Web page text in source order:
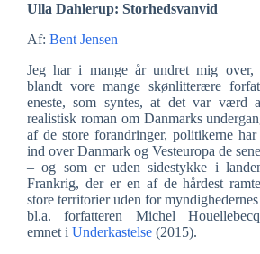
Ulla Dahlerup: Storhedsvanvid
Af: Bent Jensen
Jeg har i mange år undret mig
blandt vore mange skønlitterære
eneste, som syntes, at det var værd
realistisk roman om Danmarks
af de store forandringer, politikerne
ind over Danmark og Vesteuropa de
– og som er uden sidestykke i
Frankrig, der er en af de hårdest
store territorier uden for
bl.a. forfatteren Michel
emnet i Underkastelse (2015).